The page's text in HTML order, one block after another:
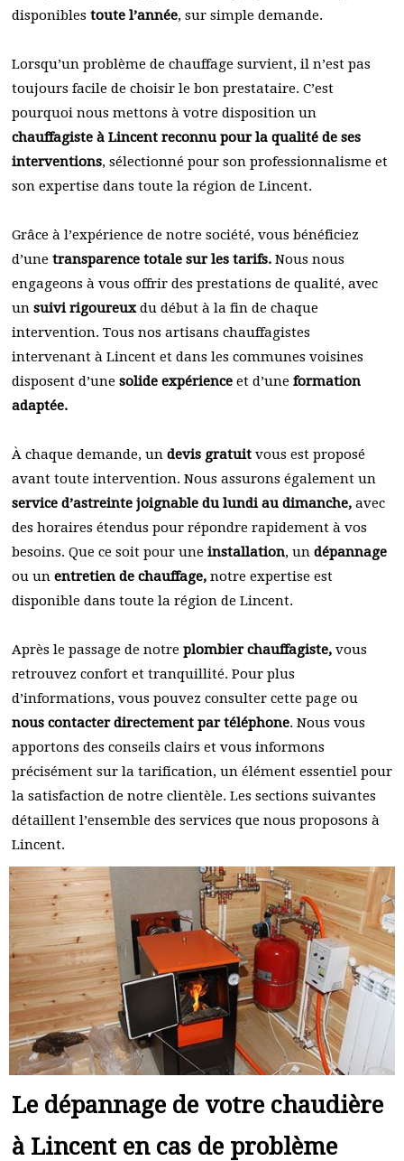
disponibles toute l’année, sur simple demande.
Lorsqu’un problème de chauffage survient, il n’est pas
toujours facile de choisir le bon prestataire. C’est
pourquoi nous mettons à votre disposition un
chauffagiste à Lincent reconnu pour la qualité de ses
interventions, sélectionné pour son professionnalisme et
son expertise dans toute la région de Lincent.
Grâce à l’expérience de notre société, vous bénéficiez
d’une transparence totale sur les tarifs. Nous nous
engageons à vous offrir des prestations de qualité, avec
un suivi rigoureuxdu début à la fin de chaque
intervention. Tous nos artisans chauffagistes
intervenant à Lincent et dans les communes voisines
disposent d’une solide expérience et d’une formation
adaptée.
À chaque demande, un devis gratuit vous est proposé
avant toute intervention. Nous assurons également un
service d’astreinte joignable du lundi au dimanche, avec
des horaires étendus pour répondre rapidement à vos
besoins. Que ce soit pour une installation, un dépannage
ou un entretien de chauffage, notre expertise est
disponible dans toute la région de Lincent.
Après le passage de notre plombier chauffagiste, vous
retrouvez confort et tranquillité. Pour plus
d’informations, vous pouvez consulter cette page ou
nous contacter directement par téléphone. Nous vous
apportons des conseils clairs et vous informons
précisément sur la tarification, un élément essentiel pour
la satisfaction de notre clientèle. Les sections suivantes
détaillent l’ensemble des services que nous proposons à
Lincent.
Le dépannage de votre chaudière
à Lincent en cas de problème